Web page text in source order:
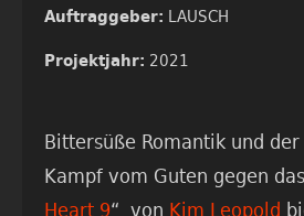
Auftraggeber: LAUSCH
Projektjahr: 2021
Bittersüße Romantik und
Kampf vom Guten gegen